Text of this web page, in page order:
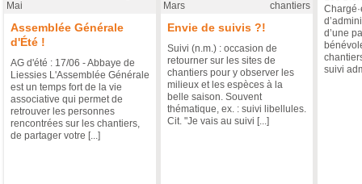
Les Blongios recrutent !
Publié le 11 Décembre
Mai
Assemblée Générale
d'Été !
AG d'été : 17/06 - Abbaye de
Liessies L'Assemblée Générale
est un temps fort de la vie
associative qui permet de
retrouver les personnes
rencontrées sur les chantiers,
de partager votre [...]
Mars
chantiers
Envie de suivis ?!
Suivi (n.m.) : occasion de
retourner sur les sites de
chantiers pour y observer les
milieux et les espèces à la
belle saison. Souvent
thématique, ex. : suivi libellules.
Cit. "Je vais au suivi [...]
d’une
suivi